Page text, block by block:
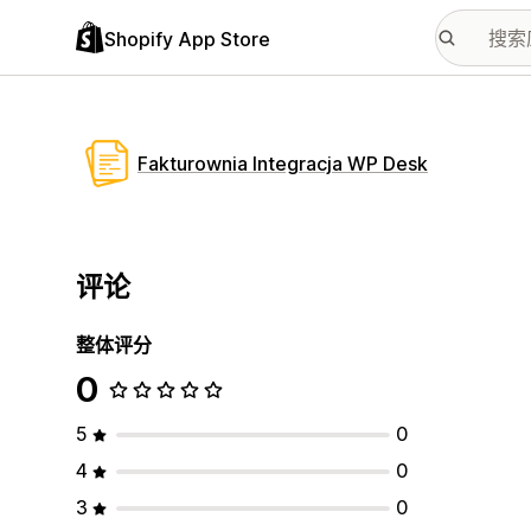
Shopify App Store
Fakturownia Integracja WP Desk
评论
整体评分
0
5
0
4
0
3
0